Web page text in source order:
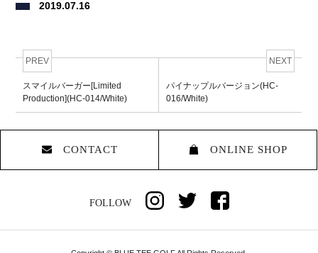
2019.07.16
PREV
スマイルバーガー[Limited
Production](HC-014/White)
NEXT
パイナップルバージョン(HC-
016/White)
CONTACT ONLINE SHOP
FOLLOW